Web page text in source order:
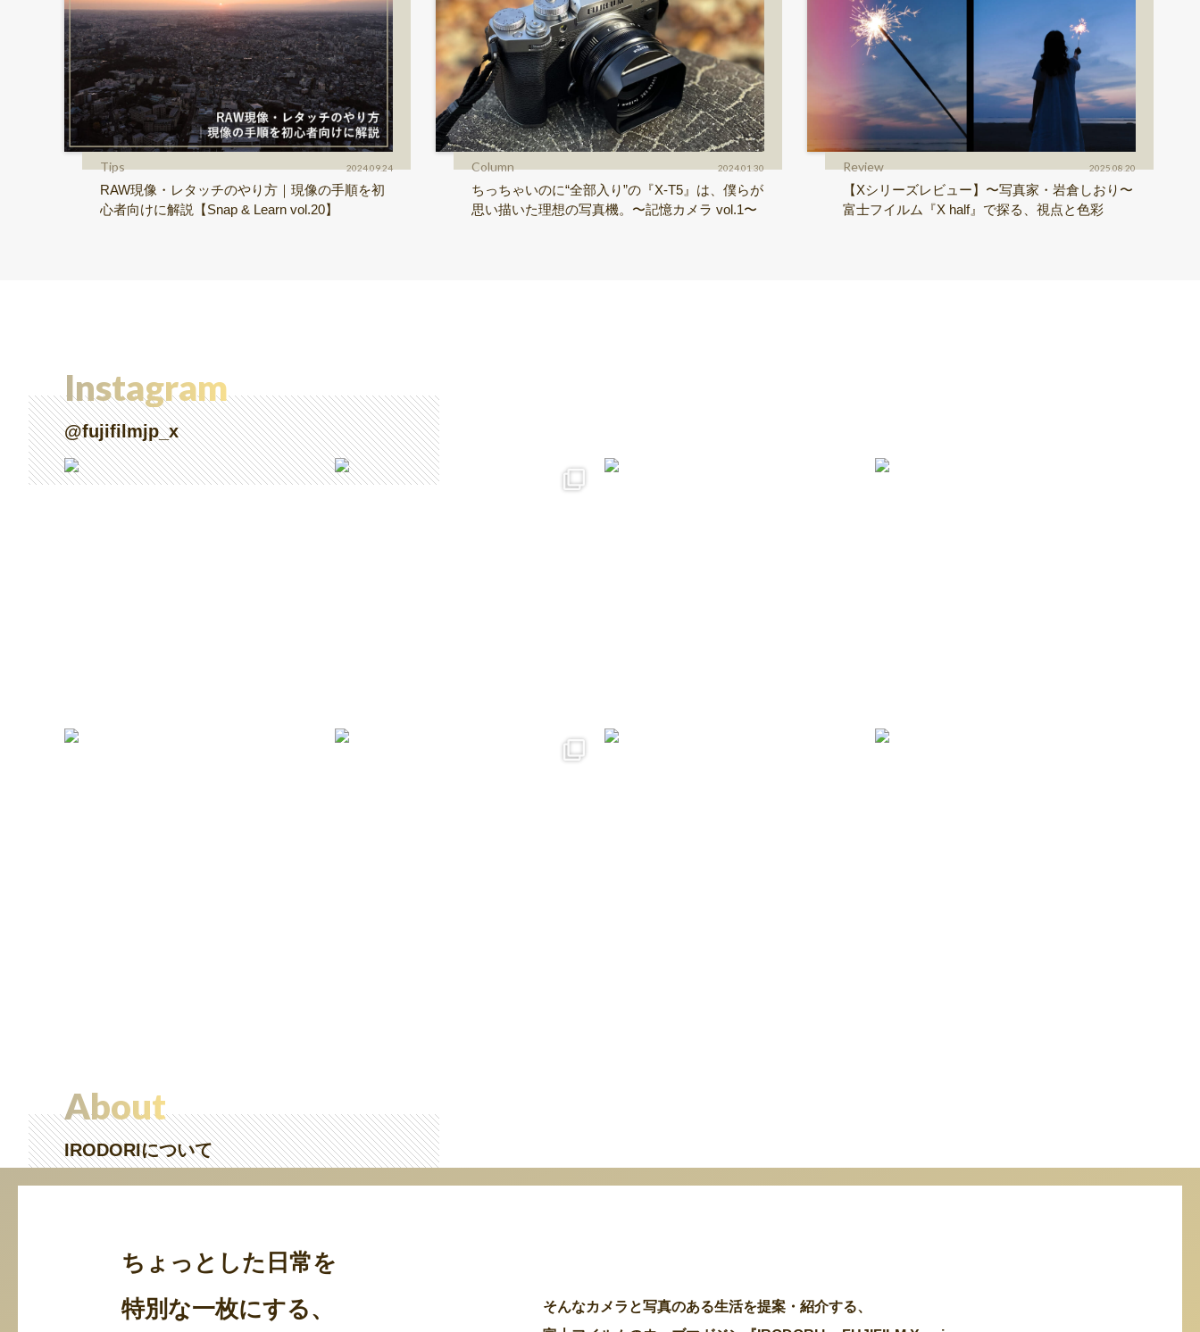
Tips 2024.09.24
RAW現像・レタッチのやり方｜現像の手順を初
心者向けに解説【Snap & Learn vol.20】
Column 2024.01.30
ちっちゃいのに“全部入り”の『X-T5』は、僕らが
思い描いた理想の写真機。〜記憶カメラ vol.1〜
Review 2025.08.20
【Xシリーズレビュー】〜写真家・岩倉しおり〜
富士フイルム『X half』で探る、視点と色彩
Instagram
@fujifilmjp_x
About
IRODORIについて
ちょっとした日常を
特別な一枚にする、
そんなカメラと写真のある生活を提案・紹介する、